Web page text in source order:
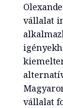
vállalat
vállalat